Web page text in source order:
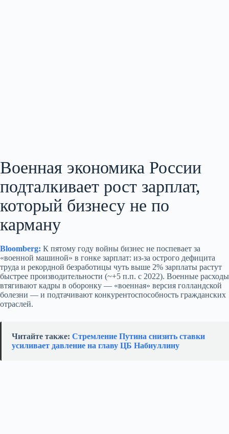
Военная экономика России
подталкивает рост зарплат,
который бизнесу не по
карману
Bloomberg: К пятому году войны бизнес не поспевает за
«военной машиной» в гонке зарплат: из‑за острого дефицита
труда и рекордной безработицы чуть выше 2% зарплаты растут
быстрее производительности (~+5 п.п. с 2022). Военные расходы
втягивают кадры в оборонку — «военная» версия голландской
болезни — и подтачивают конкурентоспособность гражданских
отраслей.
Читайте также: Стремление Путина снизить ставки
усиливает давление на главу ЦБ Набиуллину